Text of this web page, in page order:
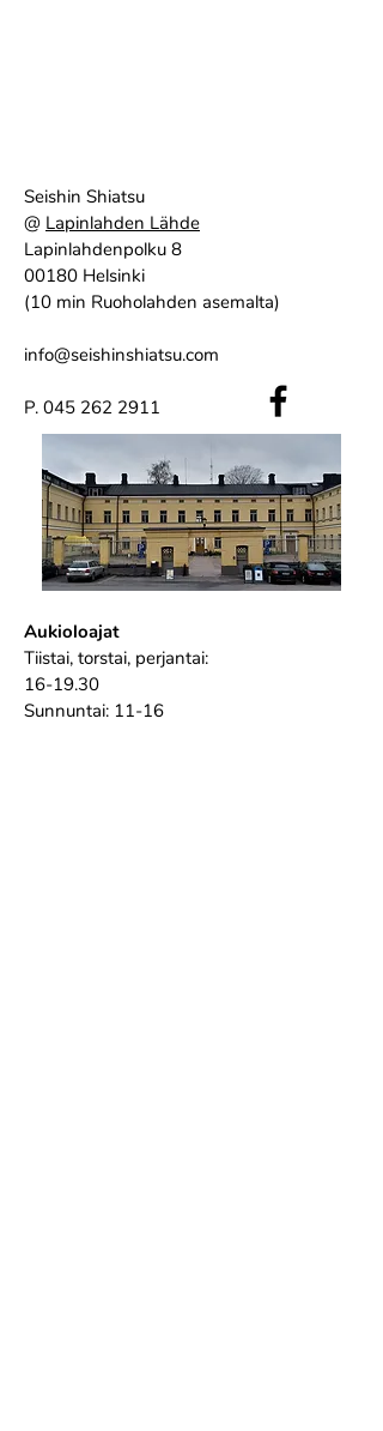
Seishin Shiatsu
@ Lapinlahden Lähde
Lapinlahdenpolku 8
00180 Helsinki
(10 min Ruoholahden asemalta)
info@seishinshiatsu.com
P. 045 262 2911
Aukioloajat
Tiistai, torstai, perjantai:
16-19.30
Sunnuntai: 11-16